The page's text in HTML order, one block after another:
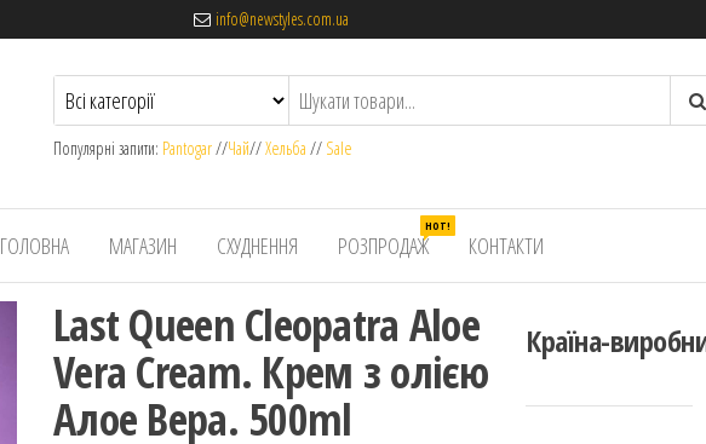
info@newstyles.com.ua
Популярні запити: Pantogar//Чай//Хельба // Sale
ГОЛОВНА МАГАЗИН СХУДНЕННЯ РОЗПРОДАЖ
HOT!
КОНТАКТИ
Last Queen Cleopatra Aloe
Vera Cream. Крем з олією
Алое Вера. 500ml
Країна-